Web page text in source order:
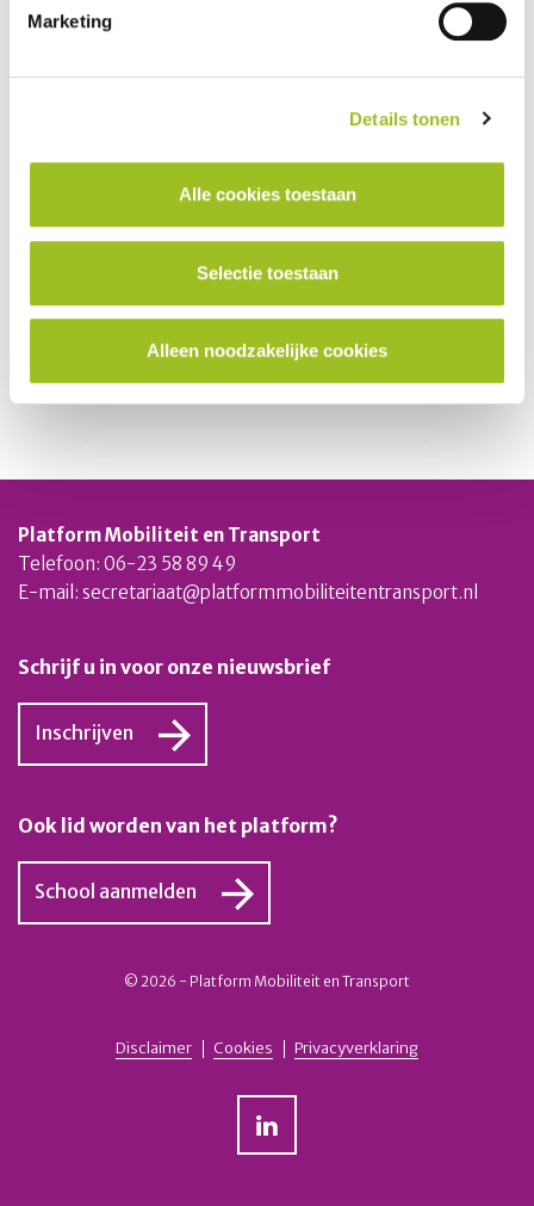
Marketing
Details tonen
Alle cookies toestaan
Selectie toestaan
Alleen noodzakelijke cookies
Platform Mobiliteit en Transport
Telefoon: 06-23 58 89 49
E-mail: secretariaat@platformmobiliteitentransport.nl
Schrijf u in voor onze nieuwsbrief
Inschrijven
Ook lid worden van het platform?
School aanmelden
© 2026 - Platform Mobiliteit en Transport
Disclaimer Cookies Privacyverklaring